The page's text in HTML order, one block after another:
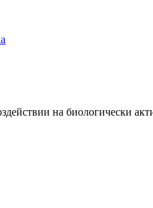
на биологически